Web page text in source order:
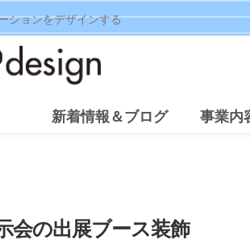
ションをデザインする
新着情報＆ブログ 事業内
会の出展ブース装飾